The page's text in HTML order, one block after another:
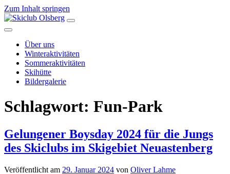
Zum Inhalt springen
Hauptnavigation
Über uns
Winteraktivitäten
Sommeraktivitäten
Skihütte
Bildergalerie
Schlagwort: Fun-Park
Gelungener Boysday 2024 für die Jungs
des Skiclubs im Skigebiet Neuastenberg
Veröffentlicht am 29. Januar 2024 von Oliver Lahme